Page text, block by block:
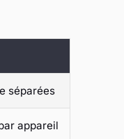
séparées
appareil